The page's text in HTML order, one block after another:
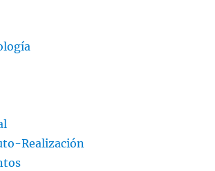
Realización